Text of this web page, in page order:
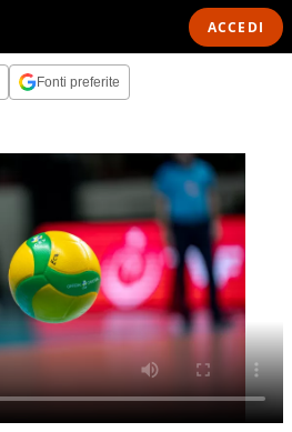
ACCEDI
Fonti preferite